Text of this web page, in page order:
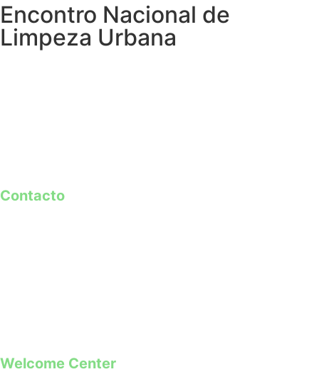
Encontro Nacional de
Limpeza Urbana
Contacto
Welcome Center